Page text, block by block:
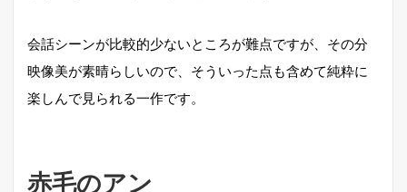
会話シーンが比較的少ないところが難点ですが、その分
映像美が素晴らしいので、そういった点も含めて純粋に
楽しんで見られる一作です。
赤毛のアン